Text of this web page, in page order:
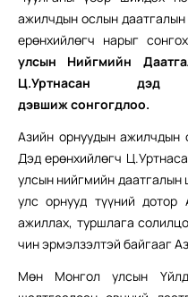
ажилчдын ослын
ерөнхийлөгч нарыг
улсын
Нийгмийн
Ц.Уртнасан дэд
дэвшижсонгогдлоо.
Азийн орнуудын
Дэд ерөнхийлөгч
улсын нийгмийн даатгалын
улс орнууд түүний
ажиллах, туршлага
чин эрмэлзэлтэй байгааг
Мөн Монгол улсын